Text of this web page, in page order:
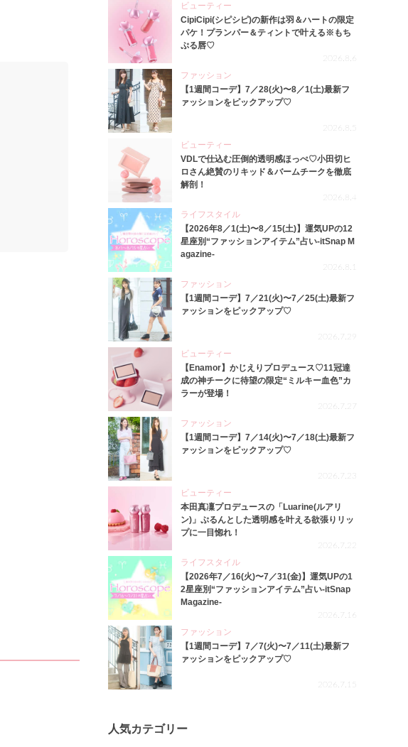
ビューティー
CipiCipi(シピシピ)の新作は羽＆ハートの限定
パケ！プランパー＆ティントで叶える※もち
ぷる唇♡
2026.8.6
ファッション
【1週間コーデ】7／28(火)〜8／1(土)最新フ
ァッションをピックアップ♡
2026.8.5
ビューティー
VDLで仕込む圧倒的透明感ほっぺ♡小田切ヒ
ロさん絶賛のリキッド＆バームチークを徹底
解剖！
2026.8.4
ライフスタイル
【2026年8／1(土)〜8／15(土)】運気UPの12
星座別“ファッションアイテム”占い-itSnap M
agazine-
2026.8.1
ファッション
【1週間コーデ】7／21(火)〜7／25(土)最新フ
ァッションをピックアップ♡
2026.7.29
ビューティー
【Enamor】かじえりプロデュース♡11冠達
成の神チークに待望の限定“ミルキー血色”カ
ラーが登場！
2026.7.27
ファッション
【1週間コーデ】7／14(火)〜7／18(土)最新フ
ァッションをピックアップ♡
2026.7.23
ビューティー
本田真凜プロデュースの「Luarine(ルアリ
ン)」ぷるんとした透明感を叶える欲張りリッ
プに一目惚れ！
2026.7.22
ライフスタイル
【2026年7／16(火)〜7／31(金)】運気UPの1
2星座別“ファッションアイテム”占い-itSnap
Magazine-
2026.7.16
ファッション
【1週間コーデ】7／7(火)〜7／11(土)最新フ
ァッションをピックアップ♡
2026.7.15
人気カテゴリー